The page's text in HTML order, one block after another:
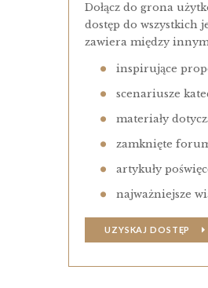
Dołącz do grona
dostęp do wszystkich
zawiera między
inspirujące
scenariusze
materiały
zamknięte
artykuły
najważniejsze
UZYSKAJ DOSTĘP